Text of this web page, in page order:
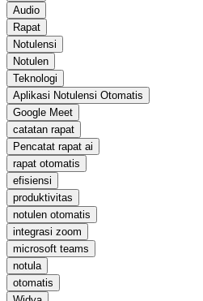
Audio
Rapat
Notulensi
Notulen
Teknologi
Aplikasi Notulensi Otomatis
Google Meet
catatan rapat
Pencatat rapat ai
rapat otomatis
efisiensi
produktivitas
notulen otomatis
integrasi zoom
microsoft teams
notula
otomatis